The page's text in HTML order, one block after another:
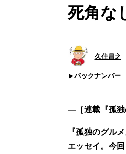
死角な
久住昌之
バックナンバー
―［連載『孤独
『孤独のグル
エッセイ。今